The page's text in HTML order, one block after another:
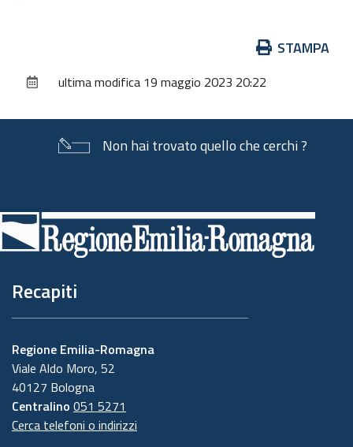
documento
STAMPA
ultima modifica 19 maggio 2023 20:22
Non hai trovato quello che cerchi ?
di
pagina
Recapiti
Regione Emilia-Romagna
Viale Aldo Moro, 52
40127 Bologna
Centralino 051 5271
Cerca telefoni o indirizzi